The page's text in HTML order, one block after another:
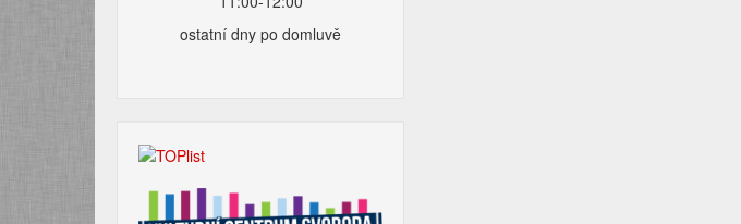
ostatní dny po domluvě